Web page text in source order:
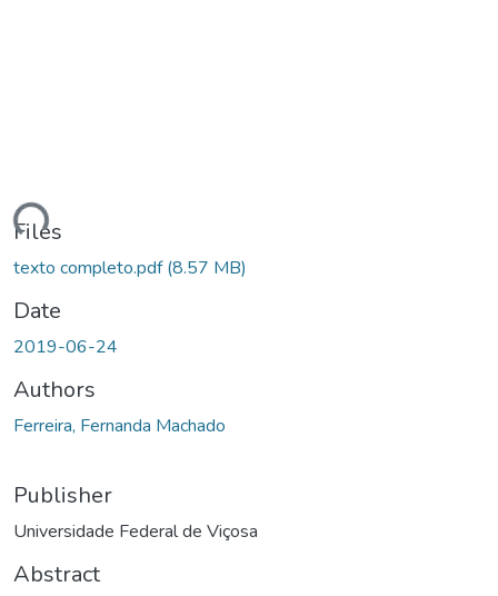
Files
texto completo.pdf(8.57 MB)
Date
2019-06-24
Authors
Ferreira, Fernanda Machado
Publisher
Universidade Federal de Viçosa
Abstract